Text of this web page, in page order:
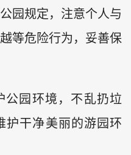
园规定，注意个人与
等危险行为，妥善保
园环境，不乱扔垃
护干净美丽的游园环